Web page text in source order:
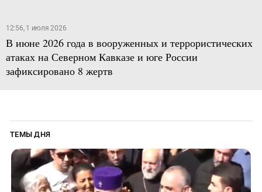
12:56, 1 июля 2026
В июне 2026 года в вооруженных и террористических
атаках на Северном Кавказе и юге России
зафиксировано 8 жертв
ТЕМЫ ДНЯ